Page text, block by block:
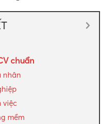
chuẩn
nhân
việc
mềm